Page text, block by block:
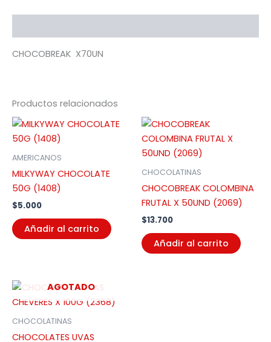
CHOCOBREAK X70UN
Productos relacionados
AMERICANOS
MILKYWAY CHOCOLATE
50G (1408)
$5.000
Añadir al carrito
CHOCOLATINAS
CHOCOBREAK COLOMBINA
FRUTAL X 50UND (2069)
$13.700
Añadir al carrito
AGOTADO
CHOCOLATINAS
CHOCOLATES UVAS